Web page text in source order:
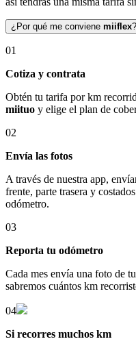
¿Por qué me conviene miiflex?
01
Cotiza y contrata
Obtén tu tarifa por km
miituo y elige el plan de
02
Envía las fotos
A través de nuestra app,
frente, parte trasera y
odómetro.
03
Reporta tu odómetro
Cada mes envía una foto de
sabremos cuántos km
04
Si recorres muchos km